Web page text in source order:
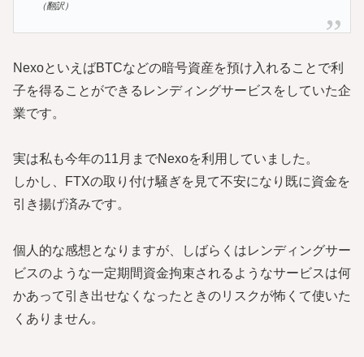
（翻訳）
NexoといえばBTCなどの暗号資産を預け入れることで利
子を得ることができるレンディングサービスをしていた企
業です。
実は私も今年の11月までNexoを利用していました。
しかし、FTXの取り付け騒ぎを見て不安になり既に資金を
引き揚げ済みです。
個人的な感想となりますが、しばらくはレンディングサー
ビスのような一定期間資金拘束されるようなサービスは何
かあって引き出せなくなったときのリスクが怖くて使いた
くありません。